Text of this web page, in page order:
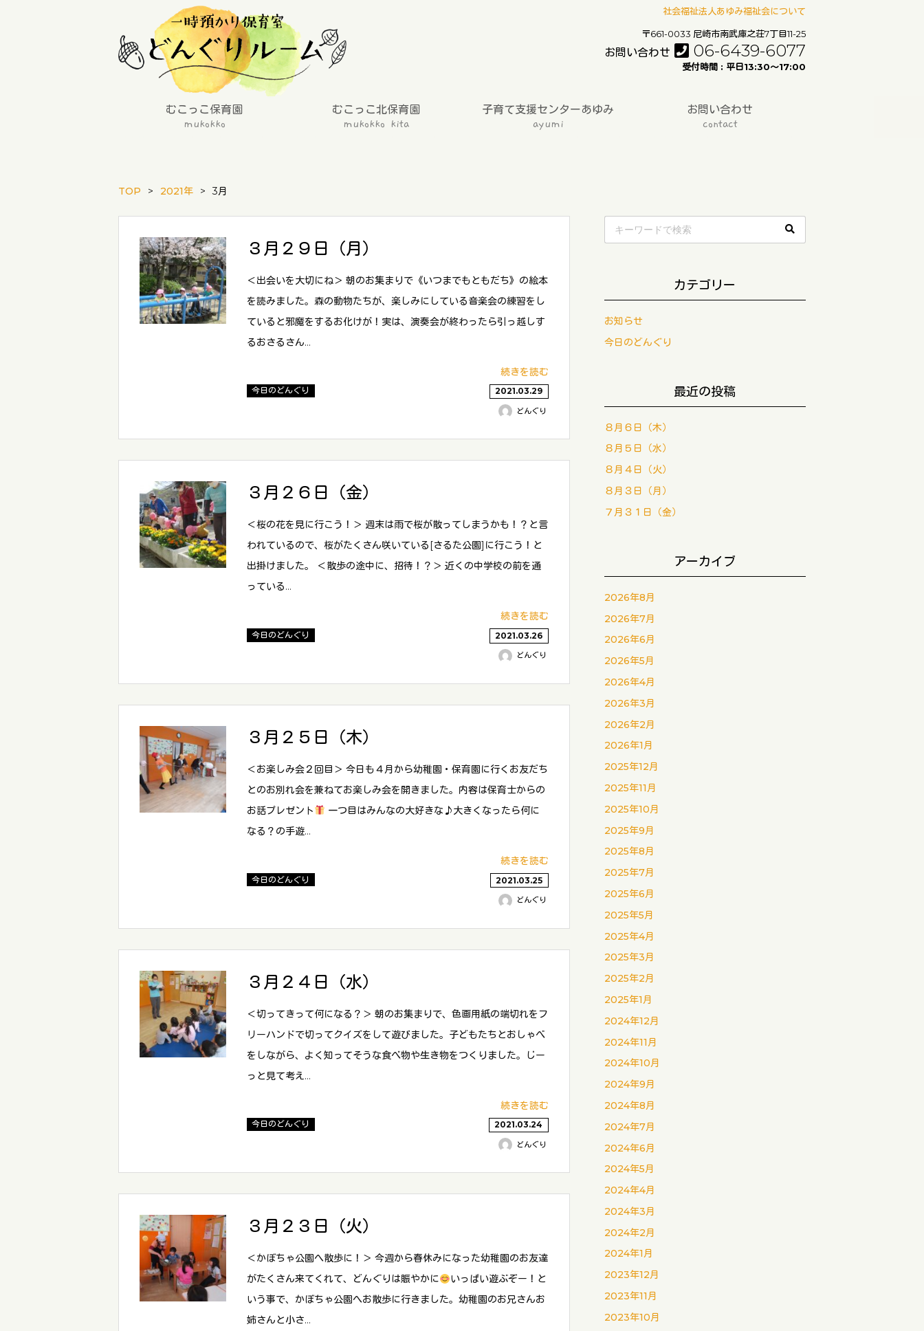
社会福祉法人あゆみ福祉会について
〒661-0033 尼崎市南武庫之荘7丁目11-25
お問い合わせ 06-6439-6077
受付時間 : 平日13:30〜17:00
むこっこ保育園
mukokko
むこっこ北保育園
mukokko kita
子育て支援センターあゆみ
ayumi
お問い合わせ
contact
TOP 2021年 3月
３月２９日（月）
＜出会いを大切にね＞ 朝のお集まりで《いつまでもともだち》の絵本
を読みました。森の動物たちが、楽しみにしている音楽会の練習をし
ていると邪魔をするお化けが！実は、演奏会が終わったら引っ越しす
るおさるさん…
続きを読む
今日のどんぐり 2021.03.29
どんぐり
３月２６日（金）
＜桜の花を見に行こう！＞ 週末は雨で桜が散ってしまうかも！？と言
われているので、桜がたくさん咲いている[さるた公園]に行こう！と
出掛けました。 ＜散歩の途中に、招待！？＞ 近くの中学校の前を通
っている…
続きを読む
今日のどんぐり 2021.03.26
どんぐり
３月２５日（木）
＜お楽しみ会２回目＞ 今日も４月から幼稚園・保育園に行くお友だち
とのお別れ会を兼ねてお楽しみ会を開きました。内容は保育士からの
お話プレゼント
一つ目はみんなの大好きな♪大きくなったら何に
なる？の手遊…
続きを読む
今日のどんぐり 2021.03.25
どんぐり
３月２４日（水）
＜切ってきって何になる？＞ 朝のお集まりで、色画用紙の端切れをフ
リーハンドで切ってクイズをして遊びました。子どもたちとおしゃべ
をしながら、よく知ってそうな食べ物や生き物をつくりました。じー
っと見て考え…
続きを読む
今日のどんぐり 2021.03.24
どんぐり
３月２３日（火）
＜かぼちゃ公園へ散歩に！＞ 今週から春休みになった幼稚園のお友達
がたくさん来てくれて、どんぐりは賑やかに
いっぱい遊ぶぞー！と
いう事で、かぼちゃ公園へお散歩に行きました。幼稚園のお兄さんお
姉さんと小さ…
カテゴリー
お知らせ
今日のどんぐり
最近の投稿
８月６日（木）
８月５日（水）
８月４日（火）
８月３日（月）
７月３１日（金）
アーカイブ
2026年8月
2026年7月
2026年6月
2026年5月
2026年4月
2026年3月
2026年2月
2026年1月
2025年12月
2025年11月
2025年10月
2025年9月
2025年8月
2025年7月
2025年6月
2025年5月
2025年4月
2025年3月
2025年2月
2025年1月
2024年12月
2024年11月
2024年10月
2024年9月
2024年8月
2024年7月
2024年6月
2024年5月
2024年4月
2024年3月
2024年2月
2024年1月
2023年12月
2023年11月
2023年10月